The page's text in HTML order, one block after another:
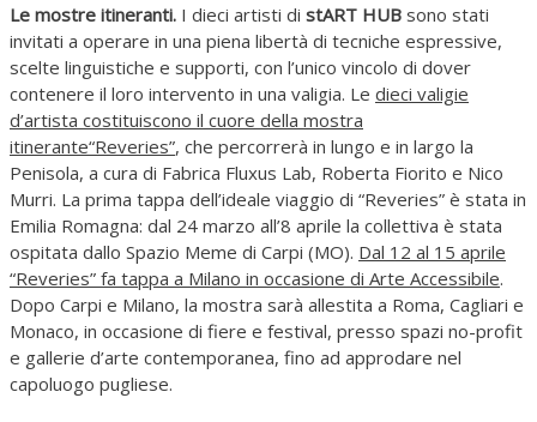
Le mostre itineranti. I dieci artisti di stART HUB sono stati
invitati a operare in una piena libertà di tecniche espressive,
scelte linguistiche e supporti, con l’unico vincolo di dover
contenere il loro intervento in una valigia. Le dieci valigie
d’artista costituiscono il cuore della mostra
itinerante“Reveries”, che percorrerà in lungo e in largo la
Penisola, a cura di Fabrica Fluxus Lab, Roberta Fiorito e Nico
Murri. La prima tappa dell’ideale viaggio di “Reveries” è stata in
Emilia Romagna: dal 24 marzo all’8 aprile la collettiva è stata
ospitata dallo Spazio Meme di Carpi (MO). Dal 12 al 15 aprile
“Reveries” fa tappa a Milano in occasione di Arte Accessibile.
Dopo Carpi e Milano, la mostra sarà allestita a Roma, Cagliari e
Monaco, in occasione di fiere e festival, presso spazi no-profit
e gallerie d’arte contemporanea, fino ad approdare nel
capoluogo pugliese.